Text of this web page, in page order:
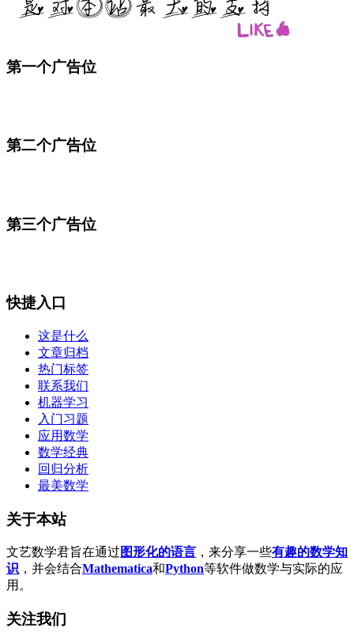
第一个广告位
第二个广告位
第三个广告位
快捷入口
这是什么
文章归档
热门标签
联系我们
机器学习
入门习题
应用数学
数学经典
回归分析
最美数学
关于本站
文艺数学君旨在通过 图形化的语言 ，来分享一些有趣的数学知
识 ，并会结合Mathematica和Python等软件做数学与实际的应
用。
关注我们